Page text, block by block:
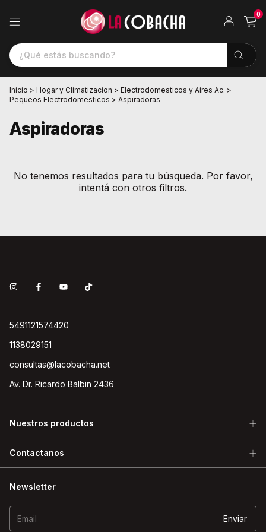
0
Inicio > Hogar y Climatizacion > Electrodomesticos y Aires Ac. >
Pequeos Electrodomesticos > Aspiradoras
Aspiradoras
No tenemos resultados para tu búsqueda. Por favor,
intentá con otros filtros.
5491121574420
1138029151
consultas@lacobacha.net
Av. Dr. Ricardo Balbin 2436
Nuestros productos
Contactanos
Newsletter